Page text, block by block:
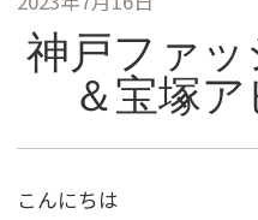
神戸ファッ
＆宝塚
こんにちは